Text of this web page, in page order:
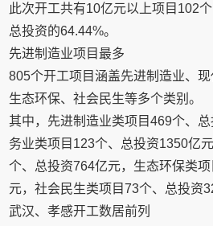
此次开工共有10亿元以上项目102
总投资的64.44%。
先进制造业项目最多
805个开工项目涵盖先进制造业、现
生态环保、社会民生等多个类别。
其中，先进制造业类项目469个、
务业类项目123个、总投资1350亿
个、总投资764亿元，生态环保类
元，社会民生类项目73个、总投资
武汉、孝感开工数居前列